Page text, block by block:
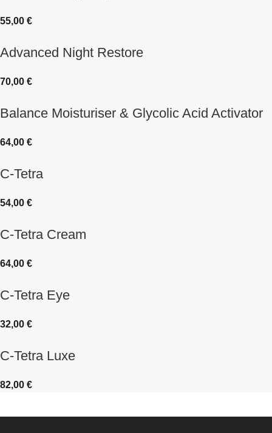
55,00 €
Advanced Night Restore
70,00 €
Balance Moisturiser & Glycolic Acid Activator
64,00 €
C-Tetra
54,00 €
C-Tetra Cream
64,00 €
C-Tetra Eye
32,00 €
C-Tetra Luxe
82,00 €